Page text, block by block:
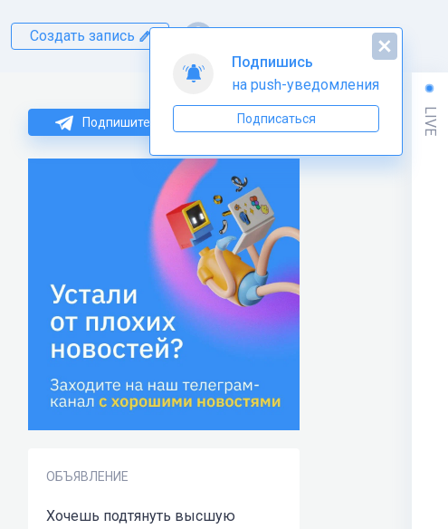
Создать запись
Подпишитесь на нас в Telegram
ОБЪЯВЛЕНИЕ
Хочешь подтянуть высшую
LIVE
Подпишись
на push-уведомления
Подписаться